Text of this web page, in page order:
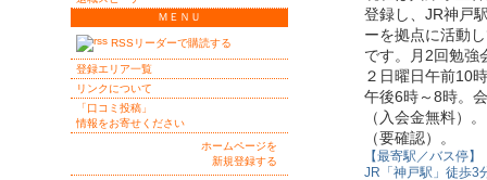
登録し、JR神戸
ーを拠点に活動
です。月2回勉強
２日曜日午前10
午後6時～8時。
（入会金無料）
（要確認）。
【最寄駅／バス停】
JR「神戸駅」徒歩3
ＭＥＮＵ
RSSリーダーで購読する
登録エリア一覧
リンクについて
「口コミ投稿」
情報をお寄せください
ホームページを
新規登録する